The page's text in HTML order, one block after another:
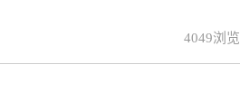
4049浏览